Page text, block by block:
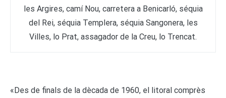
les Argires, camí Nou, carretera a Benicarló, séquia
del Rei, séquia Templera, séquia Sangonera, les
Villes, lo Prat, assagador de la Creu, lo Trencat.
«Des de finals de la dècada de 1960, el litoral comprès